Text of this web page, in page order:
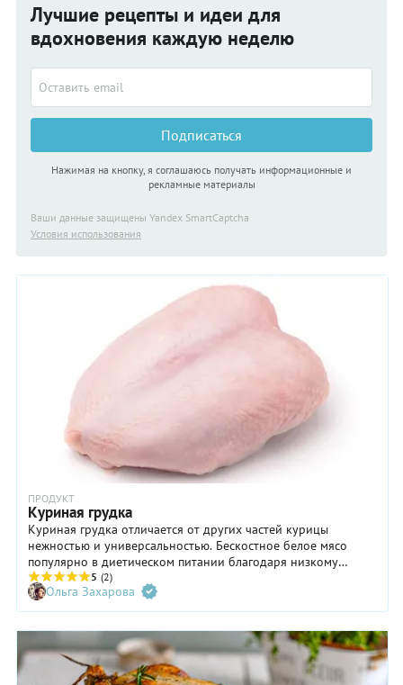
Лучшие рецепты и идеи для
вдохновения каждую неделю
Подписаться
Нажимая на кнопку, я соглашаюсь получать информационные и
рекламные материалы
Ваши данные защищены Yandex SmartCaptcha
Условия использования
ПРОДУКТ
Куриная грудка
Куриная грудка отличается от других частей курицы
нежностью и универсальностью. Бескостное белое мясо
популярно в диетическом питании благодаря низкому
содержанию жира и большому количеству белка.
Однородная текстура и деликатный вкус куриной грудки
делают ее идеальной парой для маринадов, соусов и
пряностей, позволяя раскрывать весь вкусовой потенциал
ингредиентов.
5 (2)
Ольга Захарова